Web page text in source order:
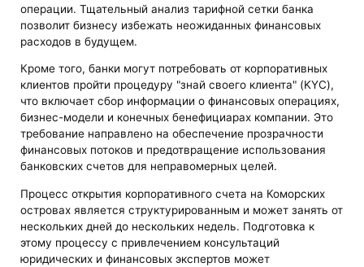
операции. Тщательный анализ тарифной сетки банка
позволит бизнесу избежать неожиданных финансовых
расходов в будущем.
Кроме того, банки могут потребовать от корпоративных
клиентов пройти процедуру "знай своего клиента" (KYC),
что включает сбор информации о финансовых операциях,
бизнес-модели и конечных бенефициарах компании. Это
требование направлено на обеспечение прозрачности
финансовых потоков и предотвращение использования
банковских счетов для неправомерных целей.
Процесс открытия корпоративного счета на Коморских
островах является структурированным и может занять от
нескольких дней до нескольких недель. Подготовка к
этому процессу с привлечением консультаций
юридических и финансовых экспертов может